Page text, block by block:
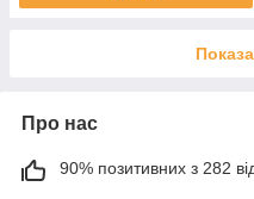
Про нас
90% позитивних з 282